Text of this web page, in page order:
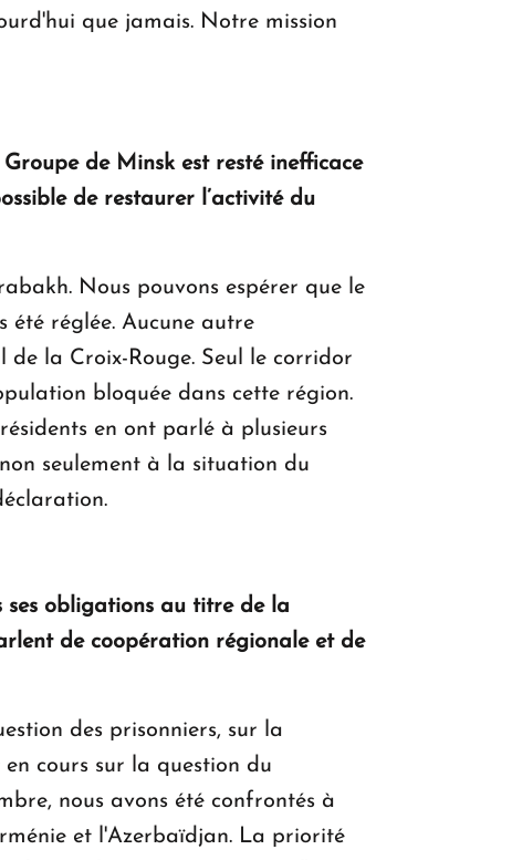
que jamais. Notre mission
de Minsk est resté inefficace
de restaurer l’activité du
Nous pouvons espérer que le
été réglée. Aucune autre
la Croix-Rouge. Seul le corridor
bloquée dans cette région.
en ont parlé à plusieurs
seulement à la situation du
obligations au titre de la
de coopération régionale et de
des prisonniers, sur la
cours sur la question du
nous avons été confrontés à
et l'Azerbaïdjan. La priorité